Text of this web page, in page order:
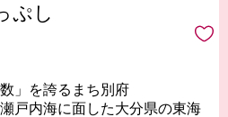
ぷし
」を誇るまち別府
戸内海に面した大分県の東海